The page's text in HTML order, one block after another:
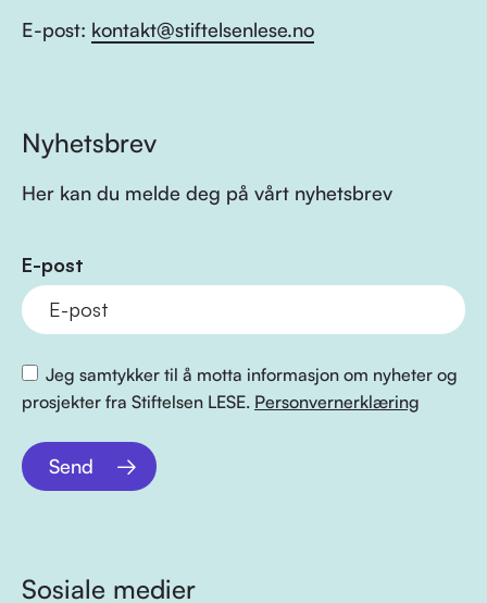
E-post: kontakt@stiftelsenlese.no
Nyhetsbrev
Her kan du melde deg på vårt nyhetsbrev
E-post
Jeg samtykker til å motta informasjon om nyheter og
prosjekter fra Stiftelsen LESE. Personvernerklæring
Send
Sosiale medier